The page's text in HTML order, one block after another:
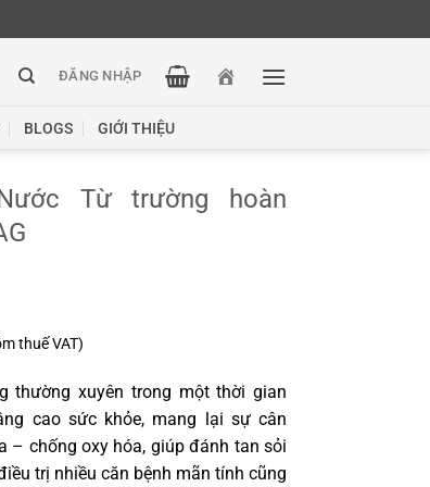
ĐĂNG NHẬP
BLOGS GIỚI THIỆU
Từ trường hoàn
thuế VAT)
thường xuyên trong một thời gian
cao sức khỏe, mang lại sự cân
– chống oxy hóa, giúp đánh tan sỏi
trị nhiều căn bệnh mãn tính cũng